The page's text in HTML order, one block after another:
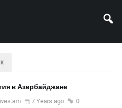
в Азербайджане
7 Years ago 0